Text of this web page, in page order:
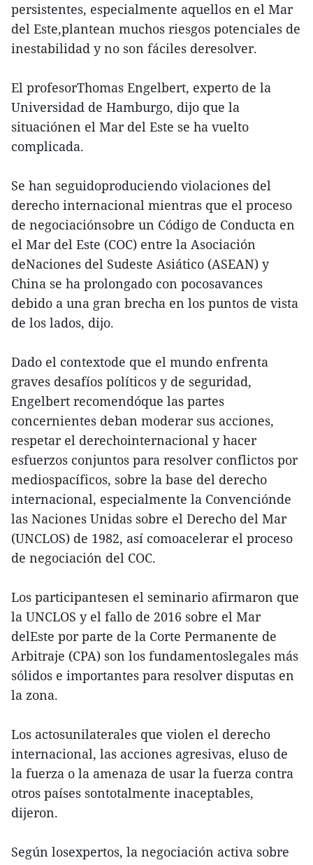
persistentes, especialmente aquellos en el Mar
del Este,plantean muchos riesgos potenciales de
inestabilidad y no son fáciles deresolver.
El profesorThomas Engelbert, experto de la
Universidad de Hamburgo, dijo que la
situaciónen el Mar del Este se ha vuelto
complicada.
Se han seguidoproduciendo violaciones del
derecho internacional mientras que el proceso
de negociaciónsobre un Código de Conducta en
el Mar del Este (COC) entre la Asociación
deNaciones del Sudeste Asiático (ASEAN) y
China se ha prolongado con pocosavances
debido a una gran brecha en los puntos de vista
de los lados, dijo.
Dado el contextode que el mundo enfrenta
graves desafíos políticos y de seguridad,
Engelbert recomendóque las partes
concernientes deban moderar sus acciones,
respetar el derechointernacional y hacer
esfuerzos conjuntos para resolver conflictos por
mediospacíficos, sobre la base del derecho
internacional, especialmente la Convenciónde
las Naciones Unidas sobre el Derecho del Mar
(UNCLOS) de 1982, así comoacelerar el proceso
de negociación del COC.
Los participantesen el seminario afirmaron que
la UNCLOS y el fallo de 2016 sobre el Mar
delEste por parte de la Corte Permanente de
Arbitraje (CPA) son los fundamentoslegales más
sólidos e importantes para resolver disputas en
la zona.
Los actosunilaterales que violen el derecho
internacional, las acciones agresivas, eluso de
la fuerza o la amenaza de usar la fuerza contra
otros países sontotalmente inaceptables,
dijeron.
Según losexpertos, la negociación activa sobre